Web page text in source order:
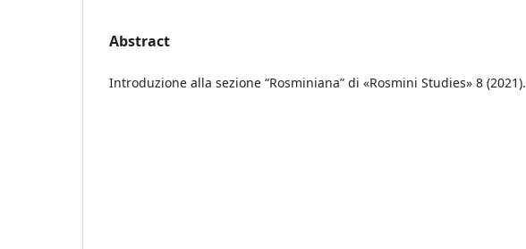
Abstract
Introduzione alla sezione “Rosminiana” di «Rosmini Studies» 8 (2021).